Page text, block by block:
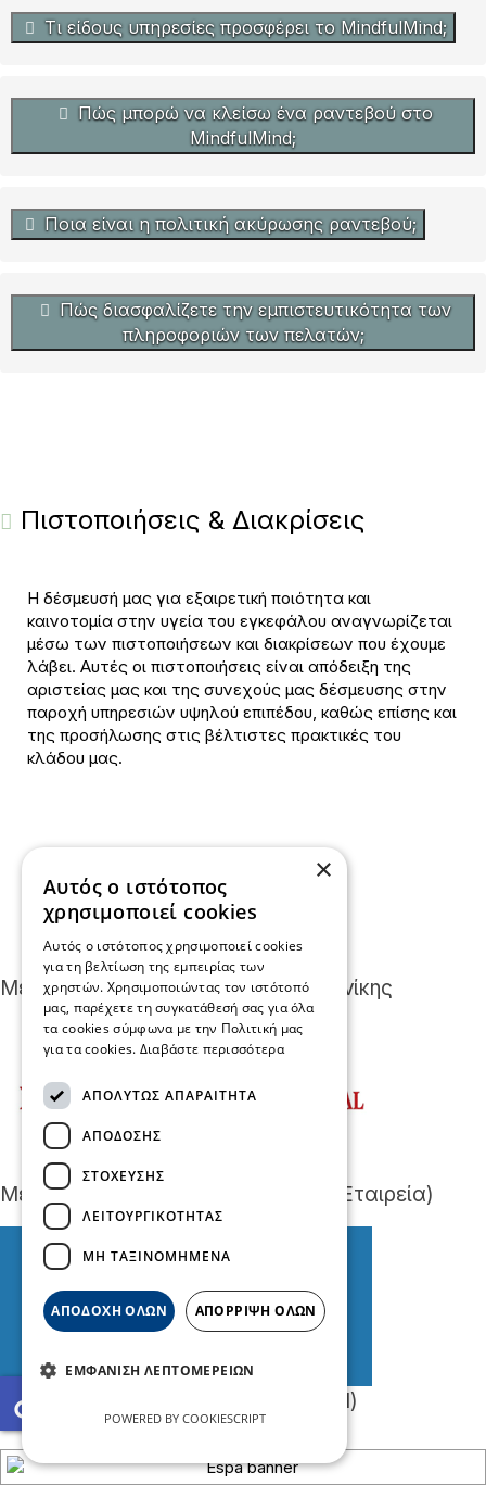
Τι είδους υπηρεσίες προσφέρει το MindfulMind;
Πώς μπορώ να κλείσω ένα ραντεβού στο
MindfulMind;
Ποια είναι η πολιτική ακύρωσης ραντεβού;
Πώς διασφαλίζετε την εμπιστευτικότητα των
πληροφοριών των πελατών;
Πιστοποιήσεις & Διακρίσεις
Η δέσμευσή μας για εξαιρετική ποιότητα και
καινοτομία στην υγεία του εγκεφάλου αναγνωρίζεται
μέσω των πιστοποιήσεων και διακρίσεων που έχουμε
λάβει. Αυτές οι πιστοποιήσεις είναι απόδειξη της
αριστείας μας και της συνεχούς μας δέσμευσης στην
παροχή υπηρεσιών υψηλού επιπέδου, καθώς επίσης και
της προσήλωσης στις βέλτιστες πρακτικές του
κλάδου μας.
Μέλη Ιατρικου Συλλογου Θεσσαλονίκης
Mέλη ΕΝΕ (Ελληνική Νευρολογική Εταιρεία)
Μέλη GMC (General Medical Council)
×
Αυτός ο ιστότοπος
χρησιμοποιεί cookies
Αυτός ο ιστότοπος χρησιμοποιεί cookies
για τη βελτίωση της εμπειρίας των
χρηστών. Χρησιμοποιώντας τον ιστότοπό
μας, παρέχετε τη συγκατάθεσή σας για όλα
τα cookies σύμφωνα με την Πολιτική μας
για τα cookies. Διαβάστε περισσότερα
ΑΠΟΛΎΤΩΣ ΑΠΑΡΑΊΤΗΤΑ
ΑΠΌΔΟΣΗΣ
ΣΤΌΧΕΥΣΗΣ
ΛΕΙΤΟΥΡΓΙΚΌΤΗΤΑΣ
ΜΗ ΤΑΞΙΝΟΜΗΜΈΝΑ
ΑΠΟΔΟΧΉ ΌΛΩΝ ΑΠΌΡΡΙΨΗ ΌΛΩΝ
ΕΜΦΆΝΙΣΗ ΛΕΠΤΟΜΕΡΕΙΏΝ
POWERED BY COOKIESCRIPT
accessible